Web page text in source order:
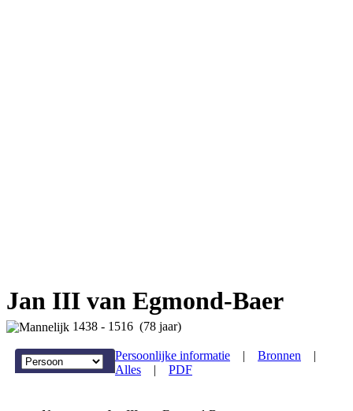
Jan III van Egmond-Baer
1438 - 1516 (78 jaar)
Persoonlijke informatie | Bronnen |
Alles | PDF